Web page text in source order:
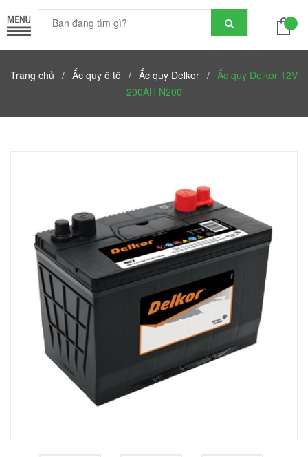
Trang chủ / Ắc quy ô tô / Ắc quy Delkor / Ắc quy Delkor 12V
200AH N200